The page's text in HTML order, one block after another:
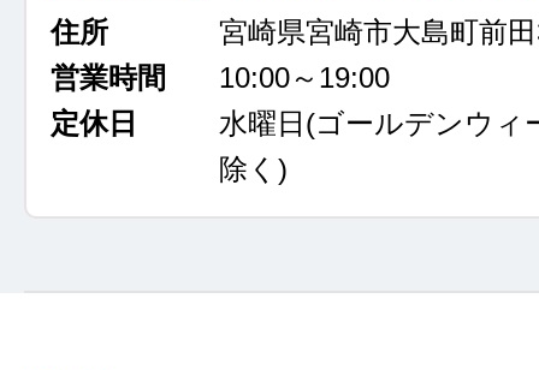
住所
宮崎県宮崎市大島町前
営業時間
10:00～19:00
定休日
水曜日 (ゴールデンウィ
除く)